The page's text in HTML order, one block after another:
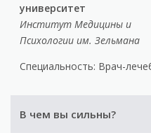
университет
Институт Медицины и
Психологии им. Зельмана
Специальность: Врач-
В чем вы сильны?